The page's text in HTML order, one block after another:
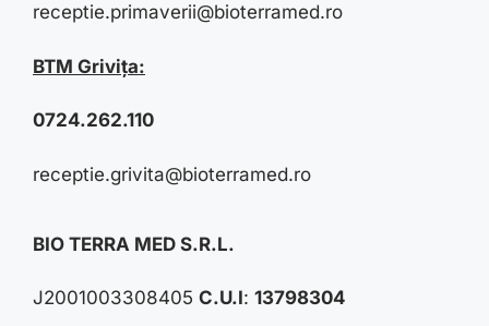
receptie.primaverii@bioterramed.ro
BTM Grivița:
0724.262.110
receptie.grivita@bioterramed.ro
BIO TERRA MED S.R.L.
J2001003308405 C.U.I: 13798304